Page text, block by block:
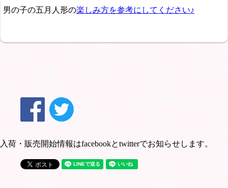
男の子の五月人形の楽しみ方を参考にしてください♪
入荷・販売開始情報はfacebookとtwitterでお知らせします。